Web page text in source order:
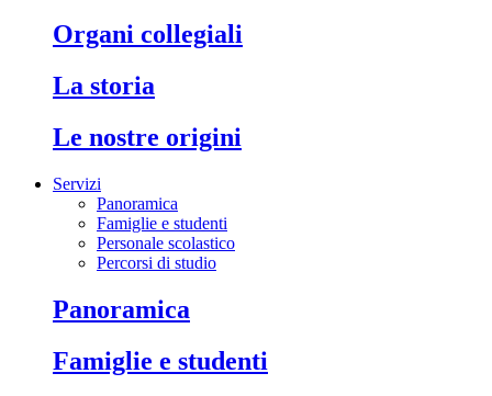
organi collegiali
la storia
le nostre origini
Servizi
Panoramica
Famiglie e studenti
Personale scolastico
Percorsi di studio
panoramica
famiglie e studenti